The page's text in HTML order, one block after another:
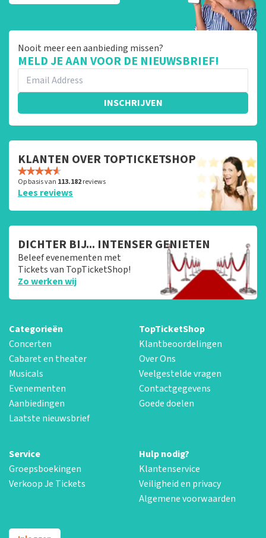
Nooit meer een aanbieding missen?
MELD JE AAN VOOR DE NIEUWSBRIEF!
INSCHRIJVEN
KLANTEN OVER TOPTICKETSHOP
Op basis van 113.182reviews
Lees reviews
DICHTER BIJ... INTENSER GENIETEN
Beleef evenementen met
Tickets van TopTicketShop!
Zo werken wij
Categorieën
Concerten
Cabaret en theater
Musicals
Evenementen
Aanbiedingen
Laatste nieuwsbrief
TopTicketShop
Klantbeoordelingen
Over Ons
Veelgestelde vragen
Contactgegevens
Goede doelen
Service
Groepsboekingen
Verkoop Je Tickets
Hulp nodig?
Klantenservice
Veiligheid en privacy
Algemene voorwaarden